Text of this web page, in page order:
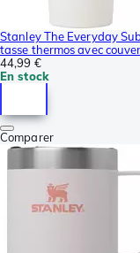
Stanley The Everyday
tasse thermos avec
44,99 €
En stock
Comparer